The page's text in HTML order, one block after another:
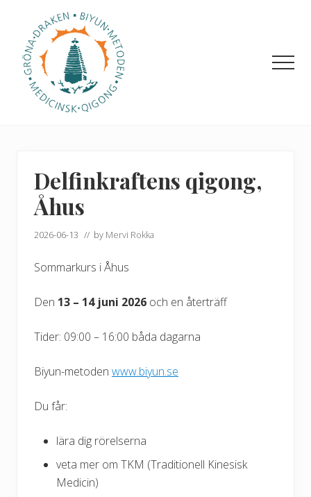
huvudinnehåll
primära
sidofältet
Delfinkraftens qigong,
Åhus
2026-06-13 // by Mervi Rokka
Sommarkurs i Åhus
Den 13 – 14 juni 2026 och en återträff
Tider: 09:00 – 16:00 båda dagarna
Biyun-metoden www.biyun.se
Du får:
lära dig rörelserna
veta mer om TKM (Traditionell Kinesisk
Medicin)